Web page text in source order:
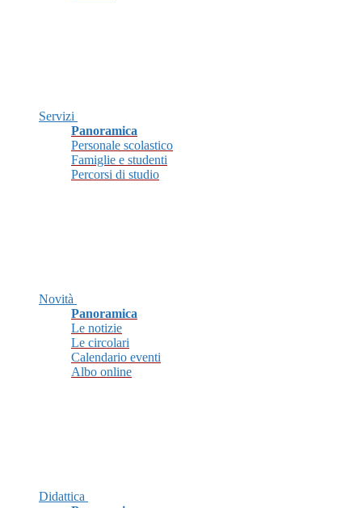
Servizi
Panoramica
Personale scolastico
Famiglie e studenti
Percorsi di studio
Novità
Panoramica
Le notizie
Le circolari
Calendario eventi
Albo online
Didattica